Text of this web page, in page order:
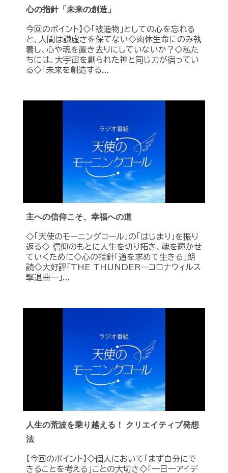
心の指針「未来の創造」
今回のポイント】◇「被造物」としての心を忘れる
と、人間は謙虚さを保てない◇肉体生命にのみ執
着し、心や魂を置き去りにしていないか？◇私た
ちには、大宇宙を創られた神と同じ力が宿ってい
る◇「未来を創造する...
主への信仰こそ、幸福への道
◇「天使のモーニングコール」の「はじまり」を振り
返る◇ 信仰のもとに人生を切り拓き、魂を輝かせ
ていくために◇心の指針「道を求めて生きる」朗
読◇大好評「THE THUNDER―コロナウィルス
撃退曲―」...
人生の荒波を乗り越える！ クリエイティブ発想
法
【今回のポイント】◇個人において「まず自分にで
きることを考える」ことの大切さ◇「一日一アイデ